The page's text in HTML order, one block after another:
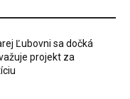
Ľubovni sa dočká
projekt za